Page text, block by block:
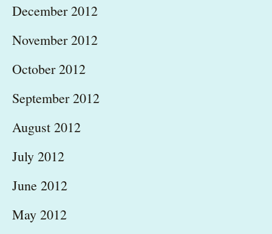
December 2012
November 2012
October 2012
September 2012
August 2012
July 2012
June 2012
May 2012